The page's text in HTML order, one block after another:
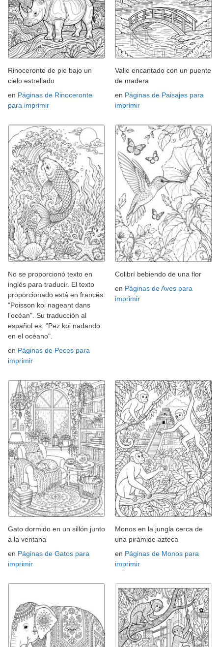
Rinoceronte de pie bajo un
cielo estrellado
en Páginas de Rinoceronte
para imprimir
Valle encantado con un puente
de madera
en Páginas de Paisajes para
imprimir
No se proporcionó texto en
inglés para traducir. El texto
proporcionado está en francés:
"Poisson koi nageant dans
l'océan". Su traducción al
español es: "Pez koi nadando
en el océano".
en Páginas de Peces para
imprimir
Colibrí bebiendo de una flor
en Páginas de Aves para
imprimir
Gato dormido en un sillón junto
a la ventana
en Páginas de Gatos para
imprimir
Monos en la jungla cerca de
una pirámide azteca
en Páginas de Monos para
imprimir